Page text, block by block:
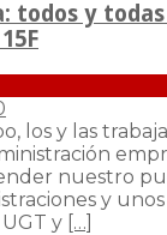
todos y
los y las
nuestro
y
y […]